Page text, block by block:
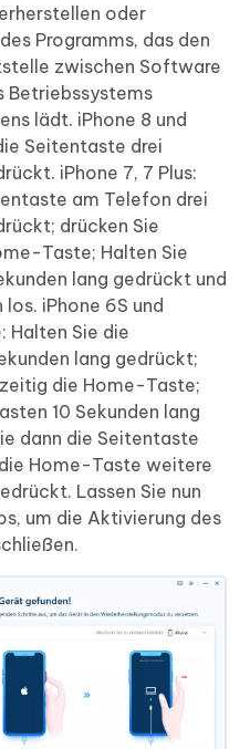
oder
Programms, das den
zwischen Software
Betriebssystems
lädt. iPhone 8 und
Seitentaste drei
iPhone 7, 7 Plus:
am Telefon drei
drücken Sie
Taste; Halten Sie
lang gedrückt und
los. iPhone 6S und
Halten Sie die
lang gedrückt;
die Home-Taste;
10 Sekunden lang
dann die Seitentaste
Home-Taste weitere
Lassen Sie nun
um die Aktivierung des